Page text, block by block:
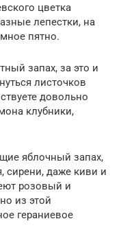
цветка
лепестки, на
пятно.
запах, за это и
листочков
довольно
клубники,
яблочный запах,
сирени, даже киви и
розовый и
из этой
гераниевое